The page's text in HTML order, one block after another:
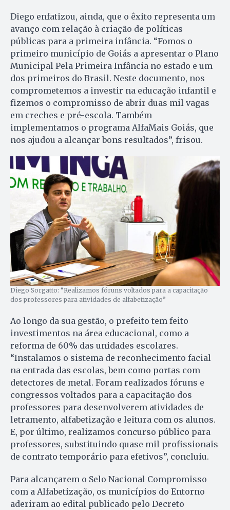
Diego enfatizou, ainda, que o êxito representa um
avanço com relação à criação de políticas
públicas para a primeira infância. “Fomos o
primeiro município de Goiás a apresentar o Plano
Municipal Pela Primeira Infância no estado e um
dos primeiros do Brasil. Neste documento, nos
comprometemos a investir na educação infantil e
fizemos o compromisso de abrir duas mil vagas
em creches e pré-escola. Também
implementamos o programa AlfaMais Goiás, que
nos ajudou a alcançar bons resultados”, frisou.
Diego Sorgatto: “Realizamos fóruns voltados para a capacitação
dos professores para atividades de alfabetização”
Ao longo da sua gestão, o prefeito tem feito
investimentos na área educacional, como a
reforma de 60% das unidades escolares.
“Instalamos o sistema de reconhecimento facial
na entrada das escolas, bem como portas com
detectores de metal. Foram realizados fóruns e
congressos voltados para a capacitação dos
professores para desenvolverem atividades de
letramento, alfabetização e leitura com os alunos.
E, por último, realizamos concurso público para
professores, substituindo quase mil profissionais
de contrato temporário para efetivos”, concluiu.
Para alcançarem o Selo Nacional Compromisso
com a Alfabetização, os municípios do Entorno
aderiram ao edital publicado pelo Decreto